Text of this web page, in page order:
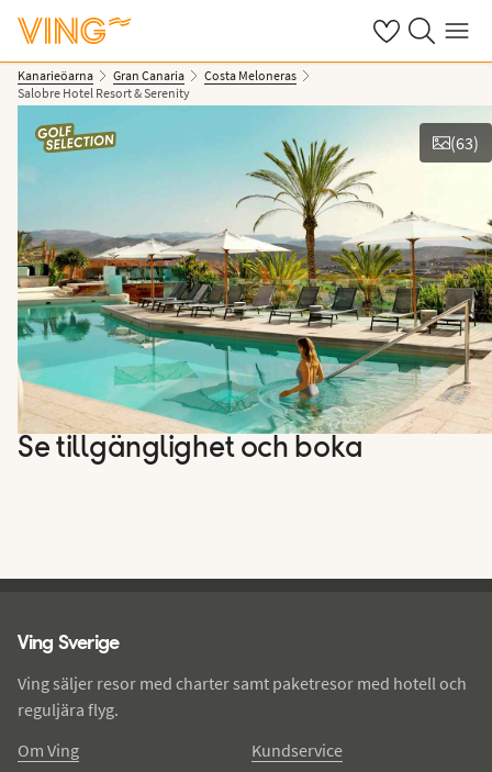
Se dinaSök på ving.se
Meny
Kanarieöarna Gran Canaria
Costa Meloneras
Salobre Hotel Resort & Serenity
Se bilder
(63)
Se tillgänglighet och boka
Ving Sverige
Ving säljer resor med charter samt paketresor med hotell och
reguljära flyg.
Om Ving
Kundservice